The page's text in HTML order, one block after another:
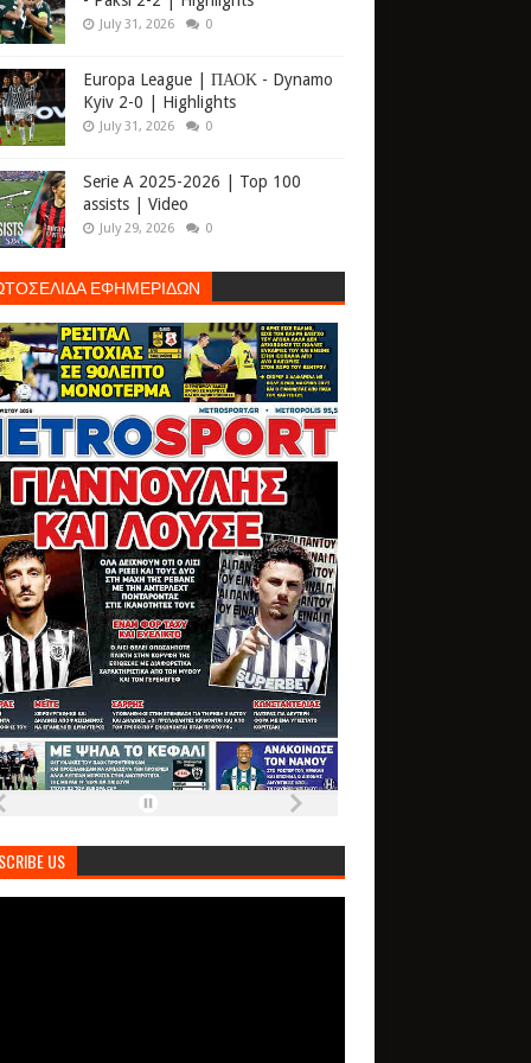
July 31, 2026 0
Europa League | ΠΑΟΚ - Dynamo
Kyiv 2-0 | Highlights
July 31, 2026 0
Serie A 2025-2026 | Top 100
assists | Video
July 29, 2026 0
ΕΦΗΜΕΡΙΔΩΝ
US